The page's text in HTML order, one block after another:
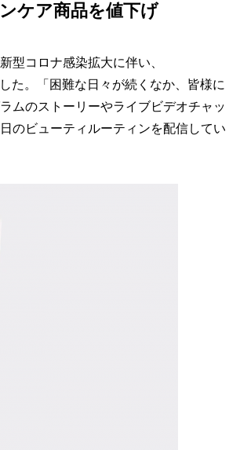
ケア商品を値下げ
型コロナ感染拡大に伴い、
た。「困難な日々が続くなか、皆様に
ムのストーリーやライブビデオチャッ
のビューティルーティンを配信してい